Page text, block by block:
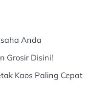
Anda
Grosir Disini!
Kaos Paling Cepat